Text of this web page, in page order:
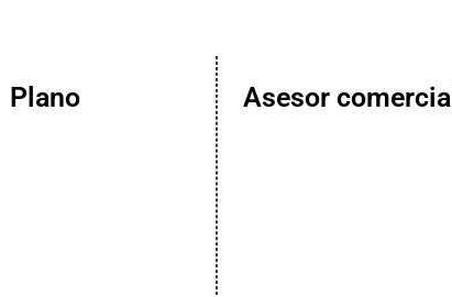
Plano Asesor comercial